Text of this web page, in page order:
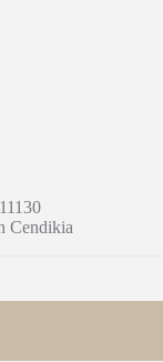
Cendikia